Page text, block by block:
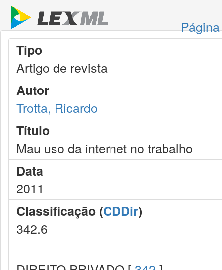
Tipo
Artigo de revista
Autor
Trotta, Ricardo
Título
Mau uso da internet no trabalho
Data
2011
Classificação (CDDir)
342.6